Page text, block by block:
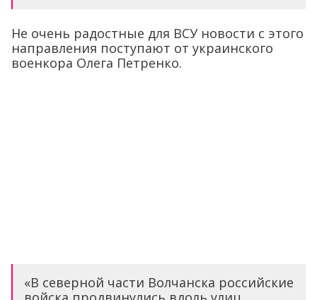
Не очень радостные для ВСУ новости с этого
направления поступают от украинского
военкора Олега Петренко.
«В северной части Волчанска российские